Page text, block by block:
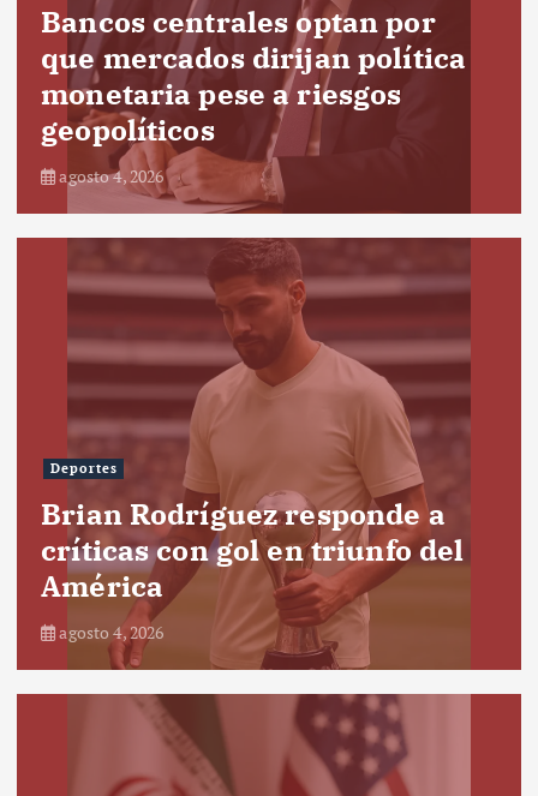
Bancos centrales optan por
que mercados dirijan política
monetaria pese a riesgos
geopolíticos
agosto 4, 2026
Deportes
Brian Rodríguez responde a
críticas con gol en triunfo del
América
agosto 4, 2026